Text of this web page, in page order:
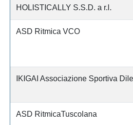
HOLISTICALLY S.S.D. a r.l.
ASD Ritmica VCO
IKIGAI Associazione Sportiva
ASD RitmicaTuscolana